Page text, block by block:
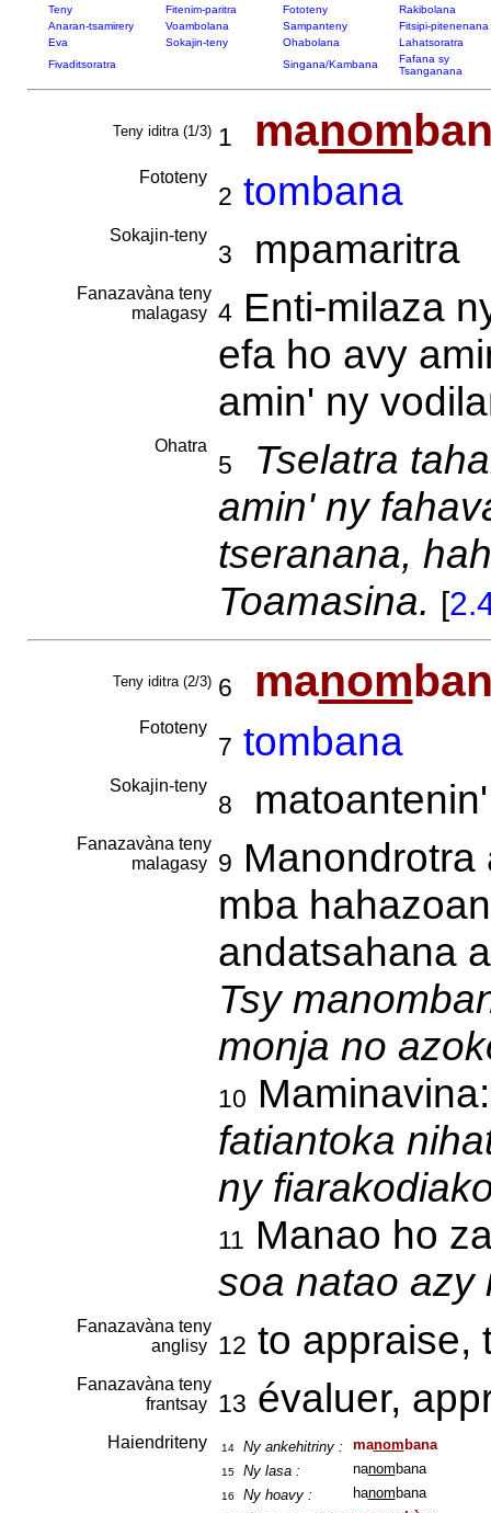
Teny Fitenim-paritra Fototeny
Rakibolana
Anaran-tsamirery
Voambolana Sampanteny
Fitsipi-pitenenana
Eva
Sokajin-teny Ohabolana
Lahatsoratra
Fivaditsoratra
Singana/Kambana
Fafana sy
Tsanganana
Teny iditra (1/3) 1 manom
Fototeny
2 tombana
Sokajin-teny
3 mpamaritra
Fanazavàna teny
malagasy 4Enti-milaza
efa ho avy
amin' ny
Ohatra
5
Tselatra
amin' ny
tseranana,
Toamasina. [
Teny iditra (2/3) 6 manom
Fototeny
7 tombana
Sokajin-teny
8
Fanazavàna teny
malagasy
9
mba
andatsahana
Tsy
monja no
10
fatiantoka
ny
11 Manao ho
soa natao azy
Fanazavàna teny
anglisy
12 to appraise,
Fanazavàna teny
frantsay
13 évaluer,
Haiendriteny 14 Ny ankehitriny : manom bana
15 Ny lasa : nanom bana
16 Ny hoavy : hanom bana